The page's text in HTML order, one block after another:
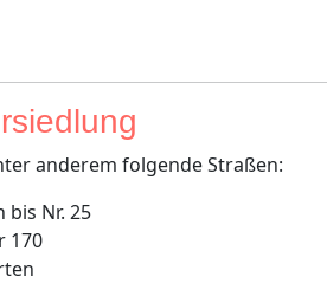
anderem folgende Straßen:
Nr. 25
170